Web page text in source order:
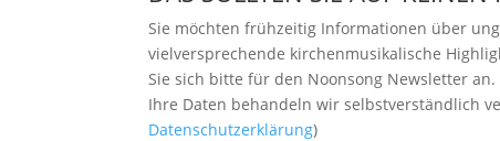
Sie möchten frühzeitig Informationen über
vielversprechende kirchenmusikalische
Sie sich bittefür den Noonsong Newsletter an.
Ihre Daten behandeln wir selbstverständlich
Datenschutzerklärung)